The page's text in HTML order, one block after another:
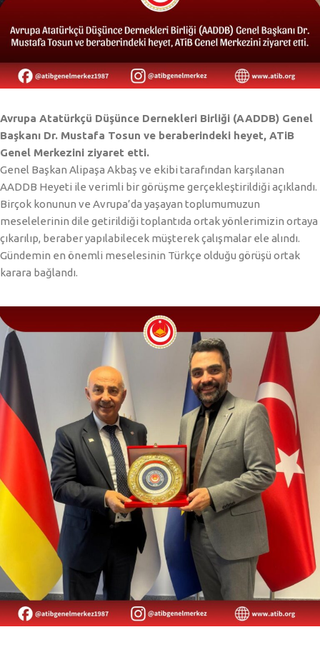
Avrupa Atatürkçü Düşünce Dernekleri Birliği (AADDB) Genel
Başkanı Dr. Mustafa Tosun ve beraberindeki heyet, ATiB
Genel Merkezini ziyaret etti.
Genel Başkan Alipaşa Akbaş ve ekibi tarafından karşılanan
AADDB Heyeti ile verimli bir görüşme gerçekleştirildiği açıklandı.
Birçok konunun ve Avrupa’da yaşayan toplumumuzun
meselelerinin dile getirildiği toplantıda ortak yönlerimizin ortaya
çıkarılıp, beraber yapılabilecek müşterek çalışmalar ele alındı.
Gündemin en önemli meselesinin Türkçe olduğu görüşü ortak
karara bağlandı.